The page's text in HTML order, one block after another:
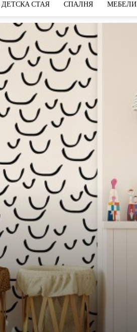
ДЕТСКА СТАЯ СПАЛНЯ МЕБЕЛИ